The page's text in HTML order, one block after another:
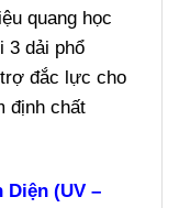
quang học
3 dải phổ
đắc lực cho
định chất
Diện (UV –